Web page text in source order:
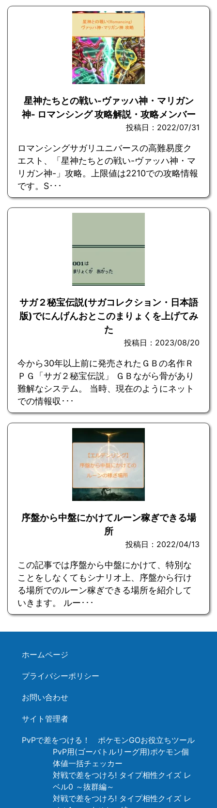
星神たちとの戦い-ヴァッハ神・マリガン
神- ロマンシング 攻略解説・攻略メンバー
投稿日：2022/07/31
ロマンシングサガリユニバースの高難易度ク
エスト、「星神たちとの戦い-ヴァッハ神・マ
リガン神-」攻略。上限値は2210での攻略情報
です。S･･･
サガ２秘宝伝説(サガコレクション・日本語
版)でにんげんおとこのまりょくを上げてみ
た
投稿日：2023/08/20
今から30年以上前に発売されたＧＢの名作Ｒ
ＰＧ「サガ２秘宝伝説」 ＧＢながら骨があり
難解なシステム。 当時、現在のようにネット
での情報収･･･
序盤から中盤にかけてルーン稼ぎできる場
所
投稿日：2022/04/13
この記事では序盤から中盤にかけて、特別な
ことをしなくてもシナリオ上、序盤から行け
る場所でのルーン稼ぎできる場所を紹介して
いきます。 ルー･･･
ホームページ
プライバシーポリシー
お問い合わせ
サイト管理者
PvPで差をつける！ ポケモンGOお役立ちツール
PvP用(ゴーバトルリーグ用)ポケモン個
体値一括チェッカー
対戦で差をつけろ! タイプ相性クイズ レ
ベル0 ～抜群編～
対戦で差をつけろ! タイプ相性クイズ レ